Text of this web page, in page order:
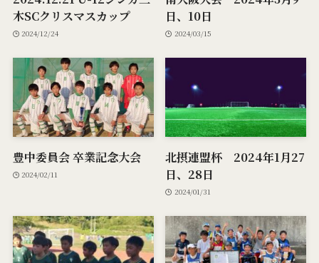
木SCクリスマスカップ
2024/12/24
日、10日
2024/03/15
豊中委員会 卒業記念大会
2024/02/11
北摂連盟杯 2024年1月27
日、28日
2024/01/31